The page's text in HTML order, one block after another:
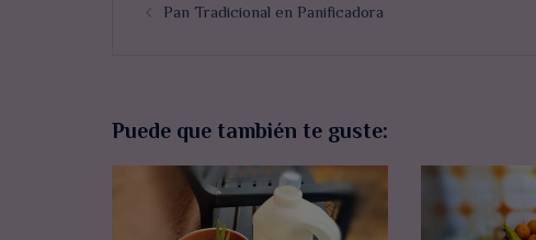
Pan Tradicional en Panificadora
Puede que también te guste: